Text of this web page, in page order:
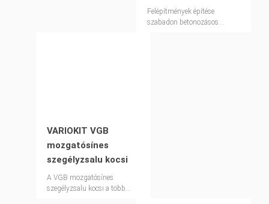
Felépítmények építése
szabadon betonozásos
VARIOKIT VGB
mozgatósínes
szegélyzsalu kocsi
A VGB mozgatósínes
szegélyzsalu kocsi a több